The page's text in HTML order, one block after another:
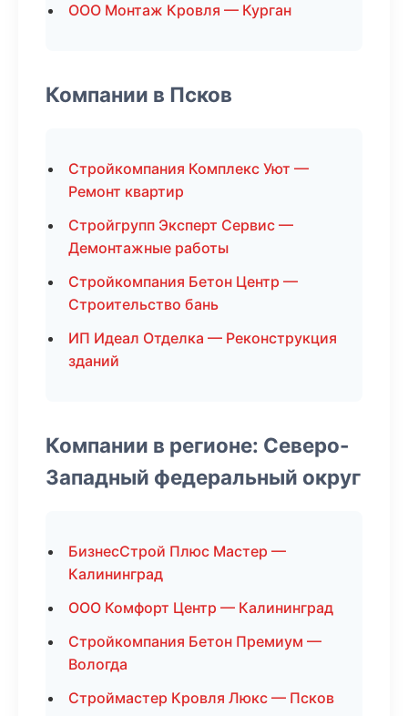
ООО Монтаж Кровля — Курган
Компании в Псков
Стройкомпания Комплекс Уют —
Ремонт квартир
Стройгрупп Эксперт Сервис —
Демонтажные работы
Стройкомпания Бетон Центр —
Строительство бань
ИП Идеал Отделка — Реконструкция
зданий
Компании в регионе: Северо-
Западный федеральный округ
БизнесСтрой Плюс Мастер —
Калининград
ООО Комфорт Центр — Калининград
Стройкомпания Бетон Премиум —
Вологда
Строймастер Кровля Люкс — Псков